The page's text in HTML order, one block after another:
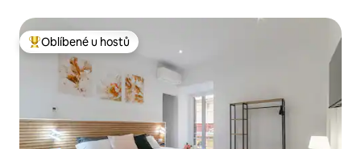
Nejlepší v kategorii Oblíbené u hostů
Oblíbené u hostů